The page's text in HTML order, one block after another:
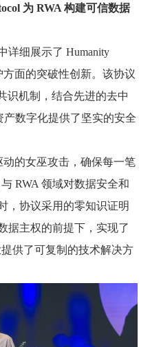
为 RWA 构建可信数据
详细展示了 Humanity
面的突破性创新。该协议
识机制，结合先进的去中
产数字化提供了坚实的安全
的女巫攻击，确保每一笔
RWA 领域对数据安全和
，协议采用的零知识证明
据主权的前提下，实现了
供了可复制的技术解决方